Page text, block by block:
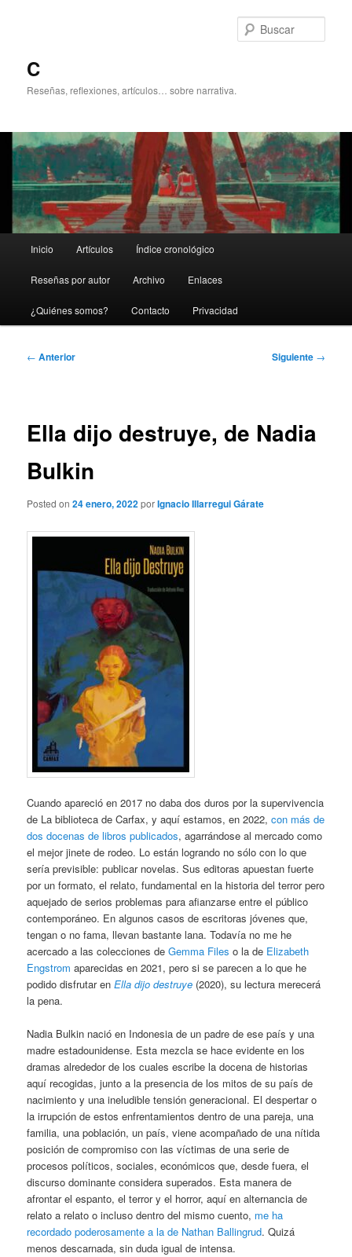
C
Reseñas, reflexiones, artículos… sobre narrativa.
principal
Inicio Artículos Índice cronológico
Reseñas por autor Archivo Enlaces
¿Quiénes somos? Contacto Privacidad
Navegación
← Anterior Siguiente →
Ella dijo destruye, de Nadia
Bulkin
Posted on24 enero, 2022porIgnacio Illarregui Gárate
Cuando apareció en 2017 no daba dos duros por la supervivencia
de La biblioteca de Carfax, y aquí estamos, en 2022,con más de
dos docenas de libros publicados, agarrándose al mercado como
el mejor jinete de rodeo. Lo están logrando no sólo con lo que
sería previsible: publicar novelas. Sus editoras apuestan fuerte
por un formato, el relato, fundamental en la historia del terror pero
aquejado de serios problemas para afianzarse entre el público
contemporáneo. En algunos casos de escritoras jóvenes que,
tengan o no fama, llevan bastante lana. Todavía no me he
acercado a las colecciones deGemma Files o la de Elizabeth
Engstrom aparecidas en 2021, pero si se parecen a lo que he
podido disfrutar enElla dijo destruye (2020), su lectura merecerá
la pena.
Nadia Bulkin nació en Indonesia de un padre de ese país y una
madre estadounidense. Esta mezcla se hace evidente en los
dramas alrededor de los cuales escribe la docena de historias
aquí recogidas, junto a la presencia de los mitos de su país de
nacimiento y una ineludible tensión generacional. El despertar o
la irrupción de estos enfrentamientos dentro de una pareja, una
familia, una población, un país, viene acompañado de una nítida
posición de compromiso con las víctimas de una serie de
procesos políticos, sociales, económicos que, desde fuera, el
discurso dominante considera superados. Esta manera de
afrontar el espanto, el terror y el horror, aquí en alternancia de
relato a relato o incluso dentro del mismo cuento, me ha
recordado poderosamente a la de Nathan Ballingrud. Quizá
menos descarnada, sin duda igual de intensa.